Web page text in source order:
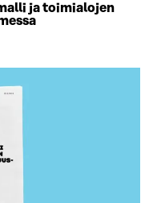
ja toimialojen